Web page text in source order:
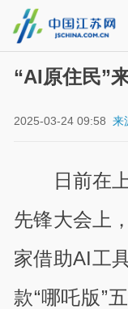
“AI原住民”
2025-03-24 09:58 来
日前在
先锋大会上
家借助AI工
款“哪吒版”